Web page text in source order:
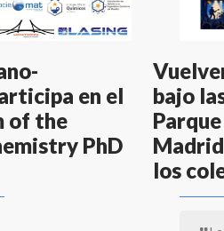
en el
of the
PhD
bajo
los